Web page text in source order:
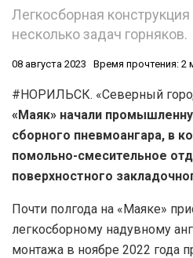
Легкосборная
несколько задач горняков.
08 августа 2023 Время прочтения: 2
#НОРИЛЬСК. «Северный
«Маяк» начали
сборного пневмоангара, в
помольно-смесительное
поверхностного
Почти полгода на «Маяке»
легкосборному надувному
монтажа в ноябре 2022 года